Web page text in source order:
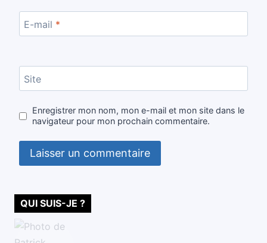
E-mail *
Site
Enregistrer mon nom, mon e-mail et mon site dans le
navigateur pour mon prochain commentaire.
QUI SUIS-JE ?